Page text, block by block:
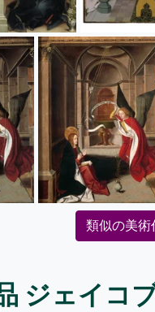
類似の美術
ジェイコ